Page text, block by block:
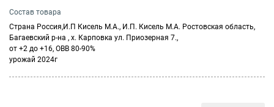
Состав товара
Страна Россия,И.П Кисель М.А., И.П. Кисель М.А. Ростовская область,
Багаевский р-на , х. Карповка ул. Приозерная 7.,
от +2 до +16, ОВВ 80-90%
урожай 2024г